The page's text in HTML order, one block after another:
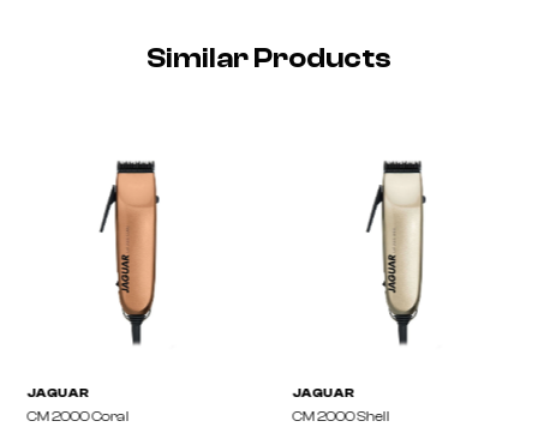
Similar Products